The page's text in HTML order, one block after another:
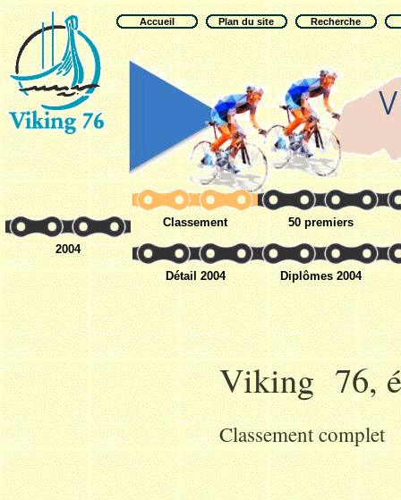
Accueil Plan du site Recherche
2004
Classement 50 premiers
Détail 2004 Diplômes 2004
Viking 76,
Classement complet